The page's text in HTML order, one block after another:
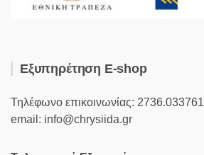
Εξυπηρέτηση E-shop
Τηλέφωνο επικοινωνίας: 2736.033761
email: info@chrysiida.gr